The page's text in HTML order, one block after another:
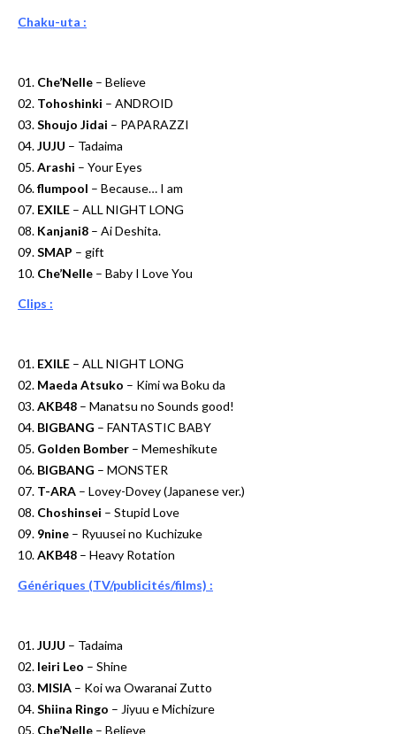
Chaku-uta :
01. Che’Nelle – Believe
02. Tohoshinki – ANDROID
03.Shoujo Jidai – PAPARAZZI
04.JUJU – Tadaima
05.Arashi – Your Eyes
06.flumpool – Because… I am
07. EXILE – ALL NIGHT LONG
08. Kanjani8 – Ai Deshita.
09.SMAP – gift
10. Che’Nelle – Baby I Love You
Clips :
01. EXILE – ALL NIGHT LONG
02. Maeda Atsuko – Kimi wa Boku da
03.AKB48 – Manatsu no Sounds good!
04. BIGBANG – FANTASTIC BABY
05. Golden Bomber – Memeshikute
06. BIGBANG – MONSTER
07. T-ARA – Lovey-Dovey (Japanese ver.)
08. Choshinsei – Stupid Love
09. 9nine – Ryuusei no Kuchizuke
10.AKB48 – Heavy Rotation
Génériques (TV/publicités/films) :
01.JUJU – Tadaima
02. Ieiri Leo – Shine
03. MISIA – Koi wa Owaranai Zutto
04.Shiina Ringo – Jiyuu e Michizure
05. Che’Nelle – Believe